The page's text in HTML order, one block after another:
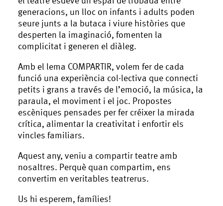
generacions, un lloc on infants i adults poden
seure junts a la butaca i viure històries que
desperten la imaginació, fomenten la
complicitat i generen el diàleg.
Amb el lema COMPARTIR, volem fer de cada
funció una experiència col·lectiva que connecti
petits i grans a través de l’emoció, la música, la
paraula, el moviment i el joc. Propostes
escèniques pensades per fer créixer la mirada
crítica, alimentar la creativitat i enfortir els
vincles familiars.
Aquest any, veniu a compartir teatre amb
nosaltres. Perquè quan compartim, ens
convertim en veritables teatrerus.
Us hi esperem, famílies!